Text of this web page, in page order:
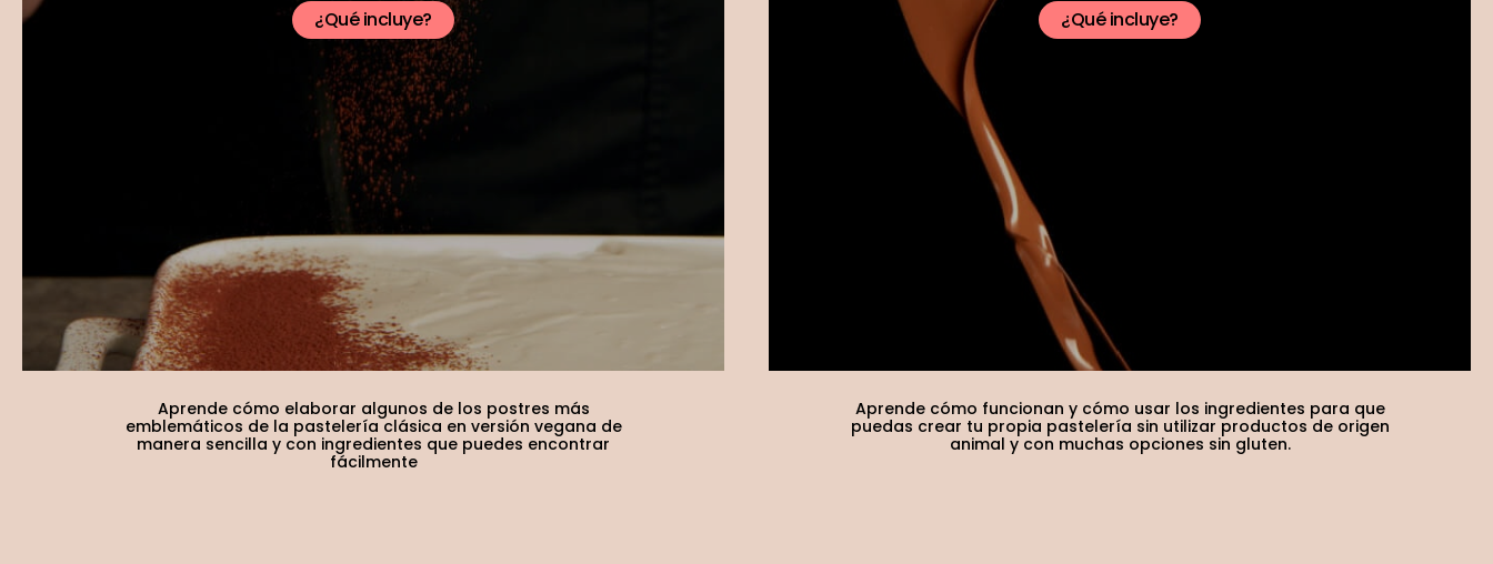
¿Qué incluye?
Aprende cómo elaborar algunos de los postres más
emblemáticos de la pastelería clásica en versión vegana de
manera sencilla y con ingredientes que puedes encontrar
fácilmente
¿Qué incluye?
Aprende cómo funcionan y cómo usar los ingredientes para que
puedas crear tu propia pastelería sin utilizar productos de origen
animal y con muchas opciones sin gluten.